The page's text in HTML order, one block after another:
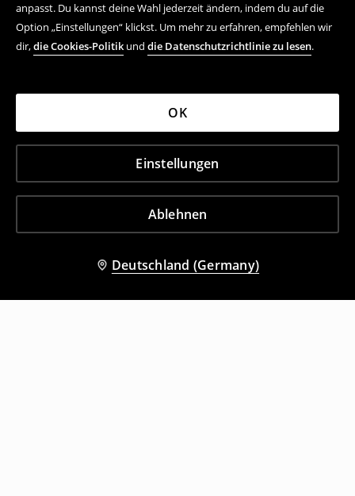
anpasst. Du kannst deine Wahl jederzeit ändern, indem du auf die
Option „Einstellungen“ klickst. Um mehr zu erfahren, empfehlen wir
dir,die Cookies-Politik und die Datenschutzrichtlinie zu lesen.
Ablehnen
Einstellungen
OK
Deutschland (Germany)